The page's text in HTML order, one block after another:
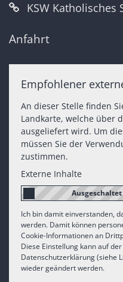
KSW Katholisches
Anfahrt
Empfohlener
An dieser Stelle finden
Landkarte, welche über
ausgeliefert wird. Um
müssen Sie der
zustimmen.
Externe Inhalte
Ich bin damit einverstanden,
werden. Damit können
Cookie-Informationen an
Diese Einstellung kann auf
Datenschutzerklärung (siehe
wieder geändert werden.